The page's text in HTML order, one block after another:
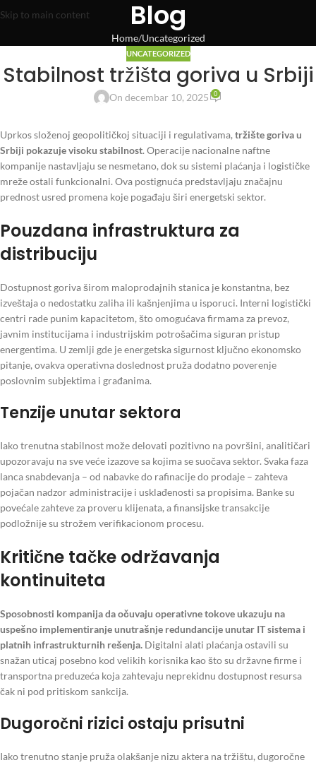
Skip to main content Blog
Home Uncategorized
UNCATEGORIZED
Stabilnost tržišta goriva u Srbiji
On decembar 10, 2025 0
Uprkos složenoj geopolitičkoj situaciji i regulativama, tržište goriva u
Srbiji pokazuje visoku stabilnost. Operacije nacionalne naftne
kompanije nastavljaju se nesmetano, dok su sistemi plaćanja i logističke
mreže ostali funkcionalni. Ova postignuća predstavljaju značajnu
prednost usred promena koje pogađaju širi energetski sektor.
Pouzdana infrastruktura za
distribuciju
Dostupnost goriva širom maloprodajnih stanica je konstantna, bez
izveštaja o nedostatku zaliha ili kašnjenjima u isporuci. Interni logistički
centri rade punim kapacitetom, što omogućava firmama za prevoz,
javnim institucijama i industrijskim potrošačima siguran pristup
energentima. U zemlji gde je energetska sigurnost ključno ekonomsko
pitanje, ovakva operativna doslednost pruža dodatno poverenje
poslovnim subjektima i građanima.
Tenzije unutar sektora
Iako trenutna stabilnost može delovati pozitivno na površini, analitičari
upozoravaju na sve veće izazove sa kojima se suočava sektor. Svaka faza
lanca snabdevanja – od nabavke do rafinacije do prodaje – zahteva
pojačan nadzor administracije i usklađenosti sa propisima. Banke su
povećale zahteve za proveru klijenata, a finansijske transakcije
podložnije su strožem verifikacionom procesu.
Kritične tačke održavanja
kontinuiteta
Sposobnosti kompanija da očuvaju operativne tokove ukazuju na
uspešno implementiranje unutrašnje redundancije unutar IT sistema i
platnih infrastrukturnih rešenja. Digitalni alati plaćanja ostavili su
snažan uticaj posebno kod velikih korisnika kao što su državne firme i
transportna preduzeća koja zahtevaju neprekidnu dostupnost resursa
čak ni pod pritiskom sankcija.
Dugoročni rizici ostaju prisutni
Iako trenutno stanje pruža olakšanje nizu aktera na tržištu, dugoročne